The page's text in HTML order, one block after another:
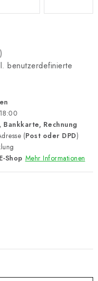
benutzerdefinierte
Bankkarte, Rechnung
(Post oder DPD)
Shop Mehr Informationen